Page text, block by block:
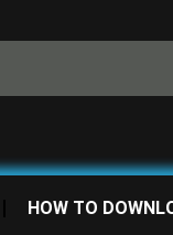
HOW TO